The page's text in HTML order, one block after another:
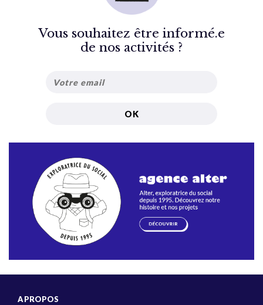
Vous souhaitez être informé.e
de nos activités ?
A PROPOS